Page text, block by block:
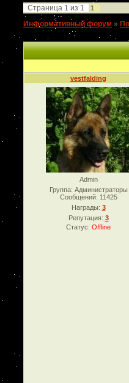
Страница 1 из 1 1
Информативный форум »
КОБЕЛЯ-ПРОИЗВОДИТЕЛЯ
vestfalding
Admin
Группа: Администраторы
Сообщений: 11425
Награды: 3
Репутация: 3
Статус: Offline